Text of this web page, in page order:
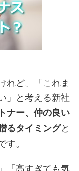
れど、「これま
」と考える新社
ナー、仲の良い
るタイミングと
。
「高すぎても気